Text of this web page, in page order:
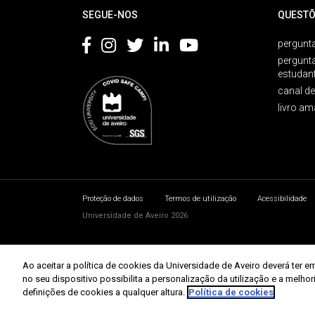
SEGUE-NOS
canal
livro
Proteção de dados Termos de utilização Acessibilidade
Universidade de Aveiro 2026
Ao aceitar a política de cookies da Universidade de Aveiro deverá ter
no seu dispositivo possibilita a personalização da utilização e a
definições de cookies a qualquer altura. Política de cookies